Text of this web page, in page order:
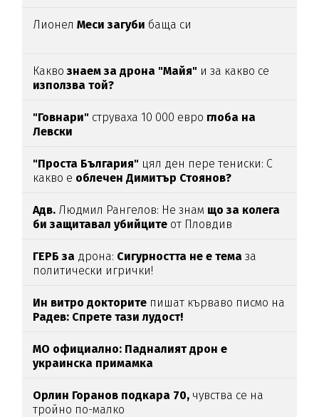
Лионел Меси загуби баща си
Каквознаем за дрона "Майя" и за какво се
използва той?
"Говнари" струваха 10 000 евро глоба на
Левски
"Проста България" цял ден пере тениски: С
какво е облечен Димитър Стоянов?
Адв. Людмил Рангелов: Не знам що за колега
би защитавал убийците от Пловдив
ГЕРБ за дрона: Сигурността не е темаза
политически игрички!
Ин витро докторите пишат кърваво писмо на
Радев: Спрете тази лудост!
МО официално: Падналият дрон е
украинска примамка
Орлин Горанов подкара 70, чувства се на
тройно по-малко